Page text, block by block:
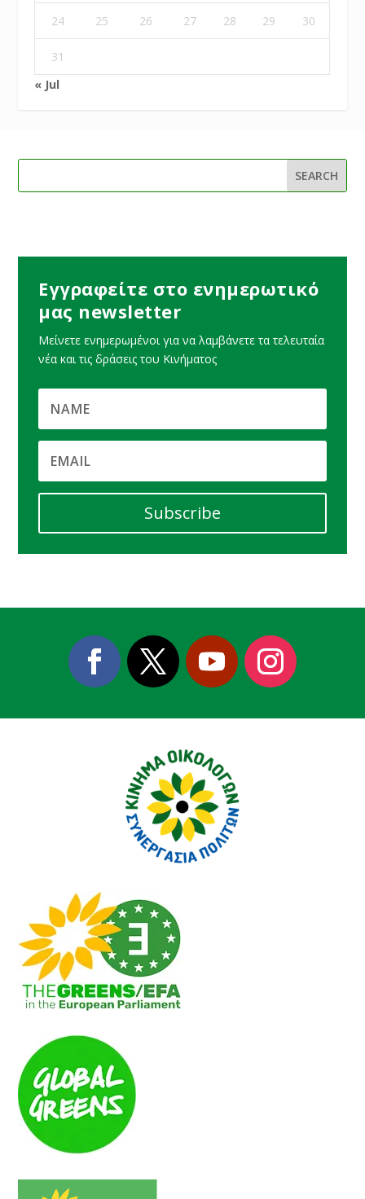
24 25 26 27 28 29 30
31
« Jul
Εγγραφείτε στο ενημερωτικό
μας newsletter
Μείνετε ενημερωμένοι για να λαμβάνετε τα τελευταία
νέα και τις δράσεις του Κινήματος
Subscribe